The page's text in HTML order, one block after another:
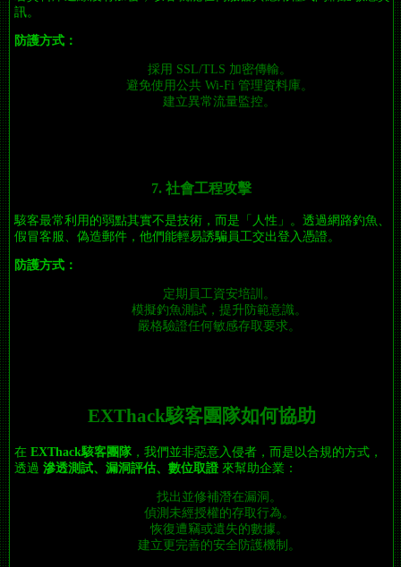
訊。
防護方式：
採用 SSL/TLS 加密傳輸。
避免使用公共 Wi-Fi 管理資料庫。
建立異常流量監控。
7. 社會工程攻擊
駭客最常利用的弱點其實不是技術，而是「人性」。透過網路釣魚、
假冒客服、偽造郵件，他們能輕易誘騙員工交出登入憑證。
防護方式：
定期員工資安培訓。
模擬釣魚測試，提升防範意識。
嚴格驗證任何敏感存取要求。
EXThack駭客團隊如何協助
在 EXThack駭客團隊 ，我們並非惡意入侵者，而是以合規的方式，
透過 滲透測試、漏洞評估、數位取證 來幫助企業：
找出並修補潛在漏洞。
偵測未經授權的存取行為。
恢復遭竊或遺失的數據。
建立更完善的安全防護機制。